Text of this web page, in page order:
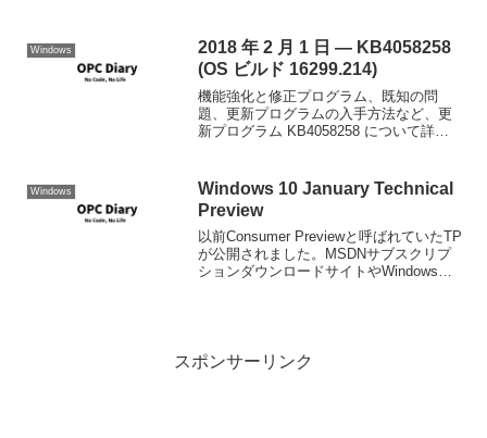
降で...
Windows
2018 年 2 月 1 日 — KB4058258
(OS ビルド 16299.214)
機能強化と修正プログラム、既知の問
題、更新プログラムの入手方法など、更
新プログラム KB4058258 について詳し
16299.214)Windo...
Windows
Windows 10 January Technical
Preview
以前Consumer Previewと呼ばれていたTP
が公開されました。MSDNサブスクリプ
ションダウンロードサイトやWindows
スポンサーリンク